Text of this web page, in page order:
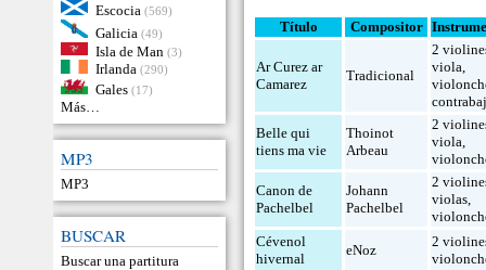
Escocia (569)
Galicia (49)
Isla de Man (3)
Irlanda (290)
Gales (17)
Más…
MP3
MP3
BUSCAR
Buscar una partitura
Título Compositor
Ar Curez ar
Camarez
Tradicional
2
viola,
Belle qui
tiens ma vie
Thoinot
Arbeau
2
viola,
Canon de
Pachelbel
Johann
Pachelbel
2
violas,
Cévenol
hivernal
eNoz
2